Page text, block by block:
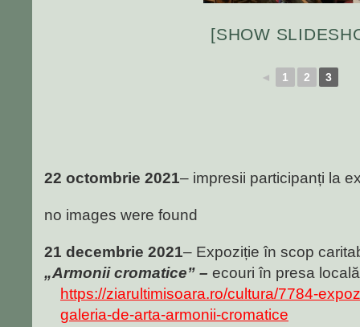
[SHOW
◄ 1 2 3
22 octombrie 2021– impresii participanți la
no images were found
21 decembrie 2021– Expoziție în scop
„Armonii cromatice” – ecouri în presa locală
https://ziarultimisoara.ro/cultura/7784-
galeria-de-arta-armonii-cromatice